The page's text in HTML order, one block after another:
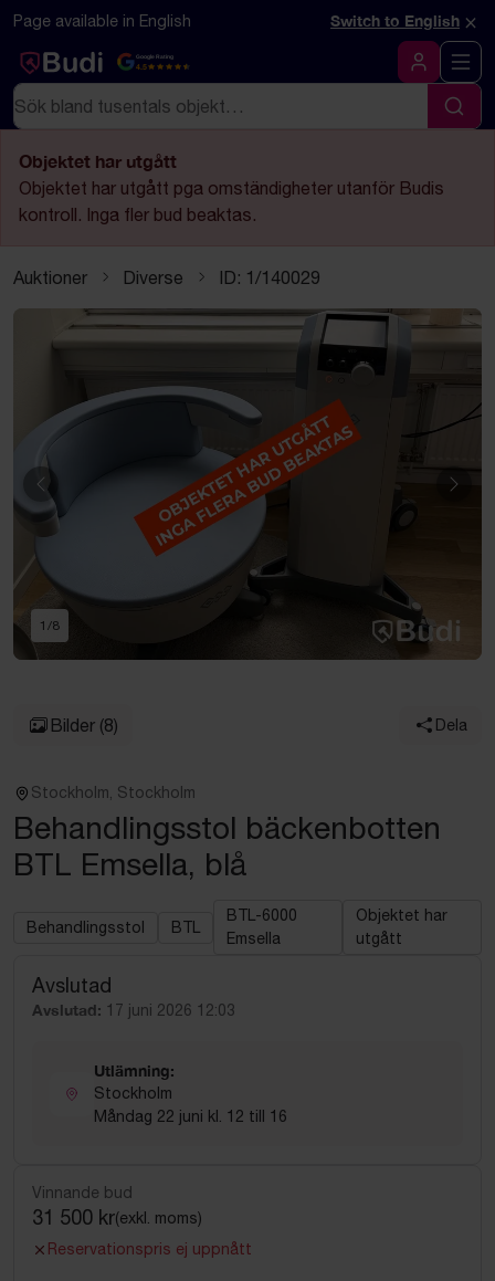
Hoppa till innehåll
Textbaserad (markdown) version av denna sida
Page available in English Switch to English ×
Google Rating
4.5
Logga in
Sök
Sök
Objektet har utgått
Objektet har utgått pga omständigheter utanför Budis
kontroll. Inga fler bud beaktas.
Auktioner Diverse ID: 1/140029
Föregående
1 /8
Bilder (8) Dela
Stockholm, Stockholm
Behandlingsstol bäckenbotten
BTL Emsella, blå
Behandlingsstol BTL
BTL-6000
Emsella
Objektet har
utgått
Avslutad
Avslutad: 17 juni 2026 12:03
Utlämning:
Stockholm
Måndag 22 juni kl. 12 till 16
Vinnande bud
31 500 kr(exkl. moms)
Reservationspris ej uppnått